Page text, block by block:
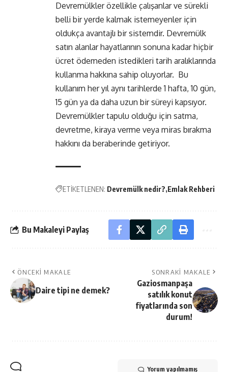
Devremülkler özellikle çalışanlar ve sürekli
belli bir yerde kalmak istemeyenler için
oldukça avantajlı bir sistemdir. Devremülk
satın alanlar hayatlarının sonuna kadar hiçbir
ücret ödemeden istedikleri tarih aralıklarında
kullanma hakkına sahip oluyorlar. Bu
kullanım her yıl aynı tarihlerde 1 hafta, 10 gün,
15 gün ya da daha uzun bir süreyi kapsıyor.
Devremülkler tapulu olduğu için satma,
devretme, kiraya verme veya miras bırakma
hakkını da beraberinde getiriyor.
ETİKETLENEN: Devremülk nedir? Emlak Rehberi
Bu Makaleyi Paylaş
ÖNCEKI MAKALE
Daire tipi ne demek?
SONRAKI MAKALE
Gaziosmanpaşa
satılık konut
fiyatlarında son
durum!
Yorum yapılmamış